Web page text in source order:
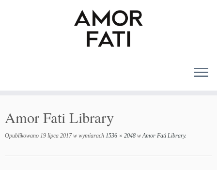
Amor Fati Library
Opublikowano 19 lipca 2017w wymiarach 1536 × 2048 wAmor Fati Library.